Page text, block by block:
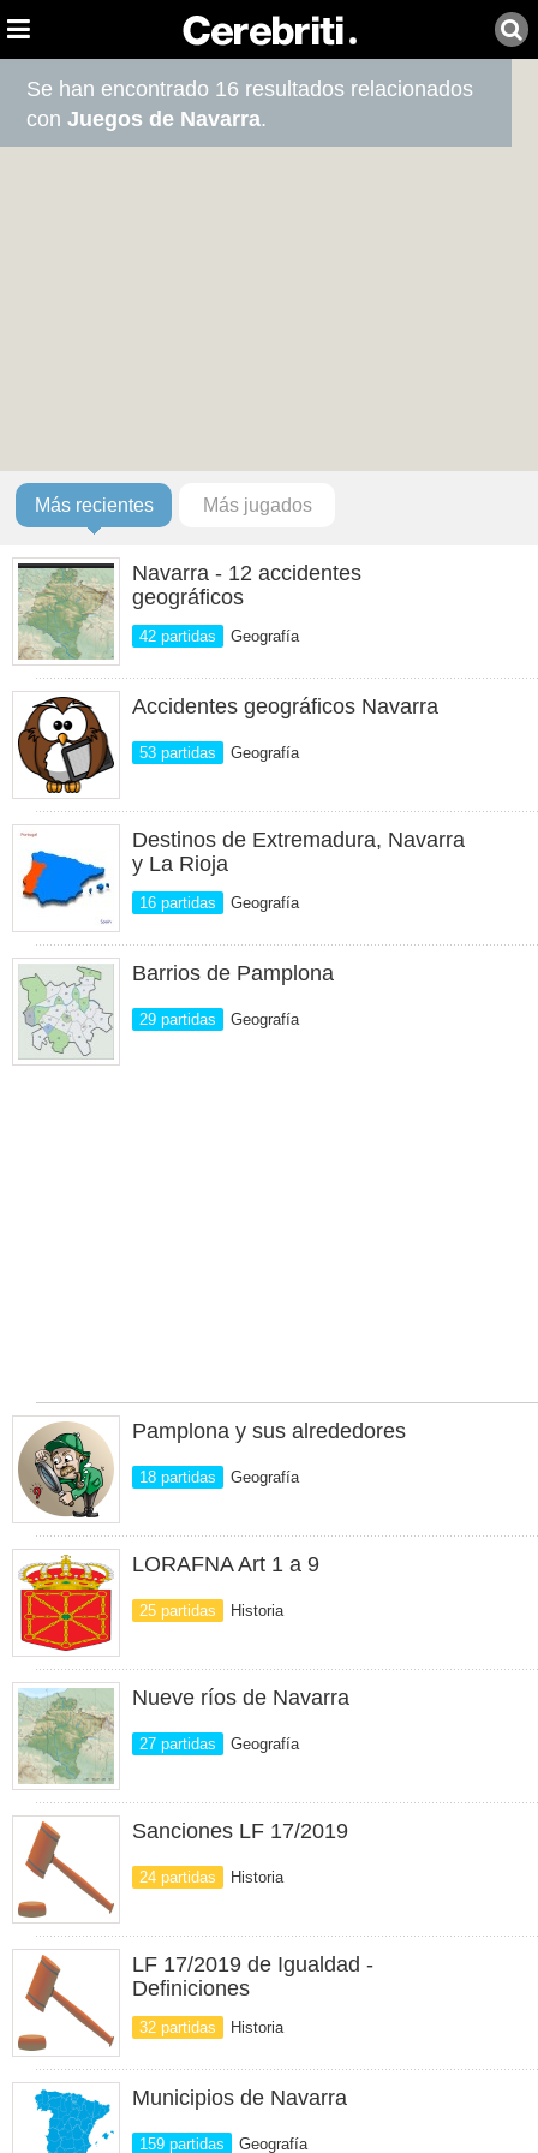
Se han encontrado 16 resultados relacionados
conJuegos de Navarra.
Más recientes Más jugados
Navarra - 12 accidentes
geográficos
42 partidas Geografía
Accidentes geográficos Navarra
53 partidas Geografía
Destinos de Extremadura, Navarra
y La Rioja
16 partidas Geografía
Barrios de Pamplona
29 partidas Geografía
Pamplona y sus alrededores
18 partidas Geografía
LORAFNA Art 1 a 9
25 partidas Historia
Nueve ríos de Navarra
27 partidas Geografía
Sanciones LF 17/2019
24 partidas Historia
LF 17/2019 de Igualdad -
Definiciones
32 partidas Historia
Municipios de Navarra
159 partidas Geografía